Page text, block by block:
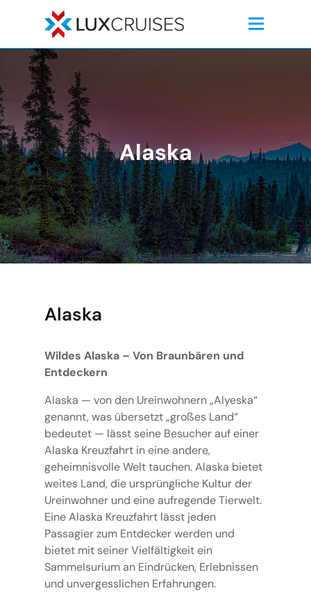
Alaska
Alaska
Wildes Alaska – Von Braunbären und
Entdeckern
Alaska — von den Ureinwohnern „Alyeska“
genannt, was übersetzt „großes Land“
bedeutet — lässt seine Besucher auf einer
Alaska Kreuzfahrt in eine andere,
geheimnisvolle Welt tauchen. Alaska bietet
weites Land, die ursprüngliche Kultur der
Ureinwohner und eine aufregende Tierwelt.
Eine Alaska Kreuzfahrt lässt jeden
Passagier zum Entdecker werden und
bietet mit seiner Vielfältigkeit ein
Sammelsurium an Eindrücken, Erlebnissen
und unvergesslichen Erfahrungen.